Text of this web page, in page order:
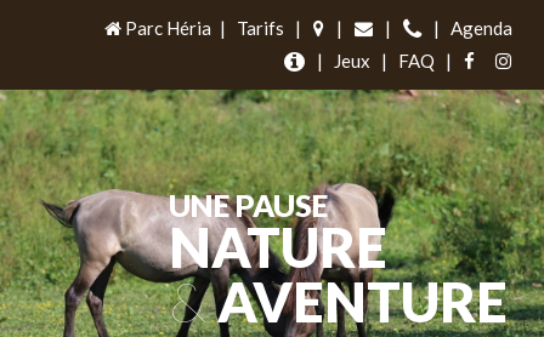
Parc Héria | Tarifs | | | |
Agenda
|
Jeux | FAQ |
UNE PAUSE
NATURE
&AVENTURE